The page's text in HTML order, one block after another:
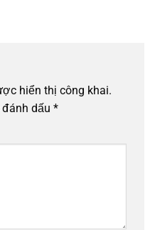
hiển thị công khai.
dấu *